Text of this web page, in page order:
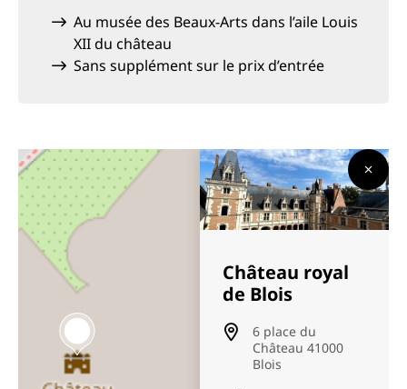
Au musée des Beaux-Arts dans l’aile Louis
XII du château
Sans supplément sur le prix d’entrée
Château royal
de Blois
6 place du
Château 41000
Blois